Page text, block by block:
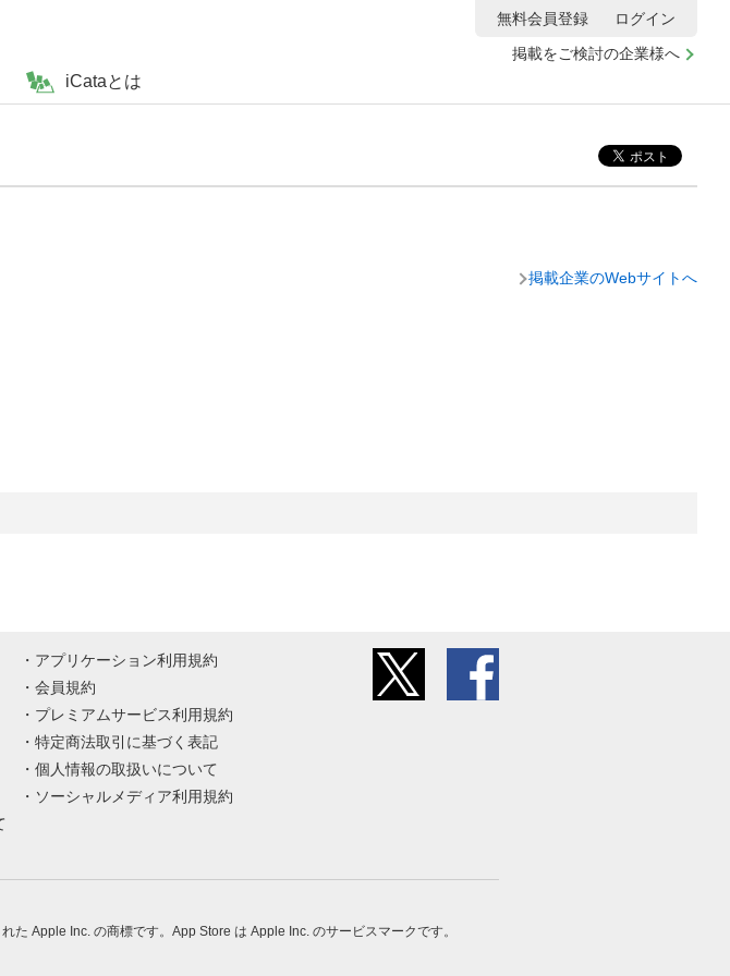
iCataとは
掲載をご検討の企業様へ
無料会員登録 ログイン
掲載企業のWebサイトへ
アプリケーション利用規約
会員規約
プレミアムサービス利用規約
特定商法取引に基づく表記
個人情報の取扱いについて
ソーシャルメディア利用規約
Apple Inc. の商標です。App Store は Apple Inc. のサービスマークです。